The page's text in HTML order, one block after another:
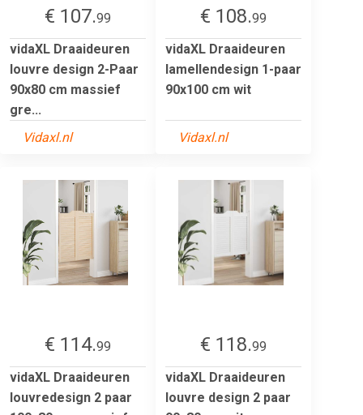
€ 107.99
vidaXL Draaideuren
louvre design 2-Paar
90x80 cm massief
gre...
Vidaxl.nl
€ 108.99
vidaXL Draaideuren
lamellendesign 1-paar
90x100 cm wit
Vidaxl.nl
€ 114.99
vidaXL Draaideuren
louvredesign 2 paar
€ 118.99
vidaXL Draaideuren
louvre design 2 paar